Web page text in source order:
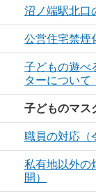
沼ノ端駅北口
公営住宅禁煙
子どもの遊べ
ターについて
子どものマス
職員の対応（
私有地以外の
開）